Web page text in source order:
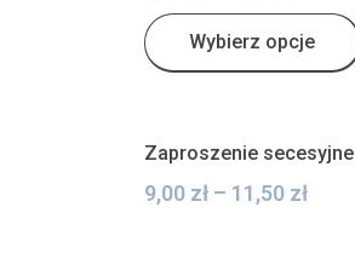
Wybierz opcje
Zaproszenie secesyjne
9,00 zł – 11,50 zł